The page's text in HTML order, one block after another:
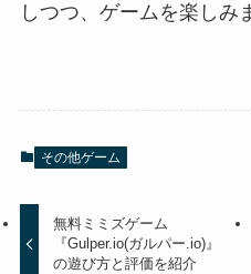
しつつ、ゲームを楽しみ
その他ゲーム
無料ミミズゲーム
『Gulper.io(ガルパー.io)』
の遊び方と評価を紹介